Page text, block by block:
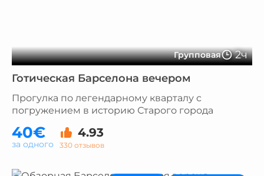
Групповая 2ч
Готическая Барселона вечером
Прогулка по легендарному кварталу с
погружением в историю Старого города
40€ 4.93
330 отзывов
за одного